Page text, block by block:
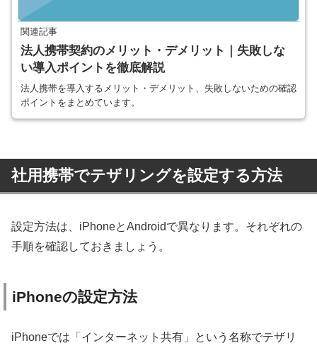
関連記事
法人携帯契約のメリット・デメリット｜失敗しな
い導入ポイントを徹底解説
法人携帯を導入するメリット・デメリット、失敗しないための確認
ポイントをまとめています。
社用携帯でテザリングを設定する方法
設定方法は、iPhoneとAndroidで異なります。それぞれの
手順を確認しておきましょう。
iPhoneの設定方法
iPhoneでは「インターネット共有」という名称でテザリ